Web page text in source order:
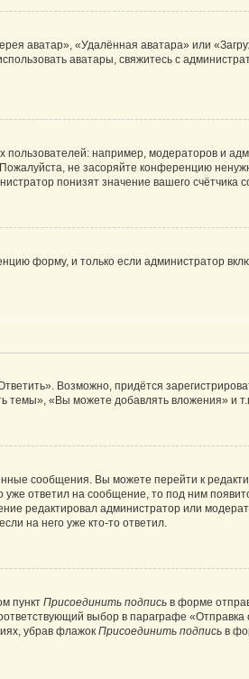
аватар», «Удалённая аватара» или
аватары, свяжитесь с
например, модераторов и
не засоряйте конференцию
понизят значение вашего счётчика
форму, и только если администратор
Возможно, придётся
темы», «Вы можете добавлять вложения» и
сообщения. Вы можете перейти к
уже ответил на сообщение, то под ним
редактировал администратор или
на него уже кто-то ответил.
пункт Присоединить подпись в форме
выбор в параграфе
убрав флажок Присоединить подпись в